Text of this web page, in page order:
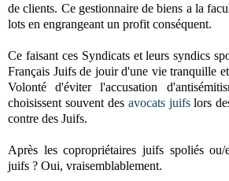
de clients. Ce gestionnaire de biens a la
lots en engrangeant un profit conséquent.
Ce faisant ces Syndicats et leurs syndics
Français Juifs de jouir d'une vie tranquille
Volonté d'éviter l'accusation
choisissent souvent des avocats juifslors
contre des Juifs.
Après les copropriétaires juifs spoliés ou/
juifs ? Oui, vraisemblablement.